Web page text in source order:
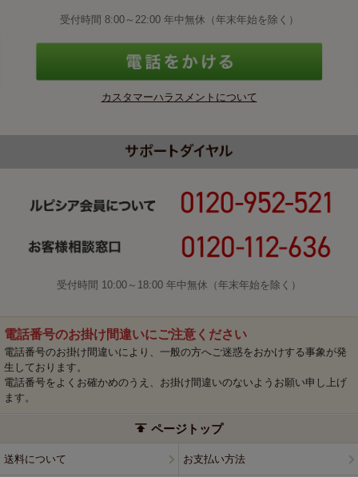
受付時間 8:00～22:00 年中無休（年末年始を除く）
カスタマーハラスメントについて
受付時間 10:00～18:00 年中無休（年末年始を除く）
電話番号のお掛け間違いにご注意ください
電話番号のお掛け間違いにより、一般の方へご迷惑をおかけする事象が発
生しております。
電話番号をよくお確かめのうえ、お掛け間違いのないようお願い申し上げ
ます。
ページトップ
送料について お支払い方法